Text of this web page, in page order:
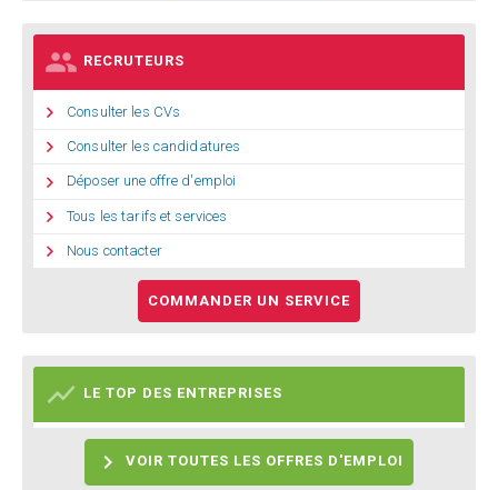
 RECRUTEURS
 Consulter les CVs
 Consulter les candidatures
 Déposer une offre d'emploi
 Tous les tarifs et services
 Nous contacter
COMMANDER UN SERVICE
 LE TOP DES ENTREPRISES
 VOIR TOUTES LES OFFRES D'EMPLOI